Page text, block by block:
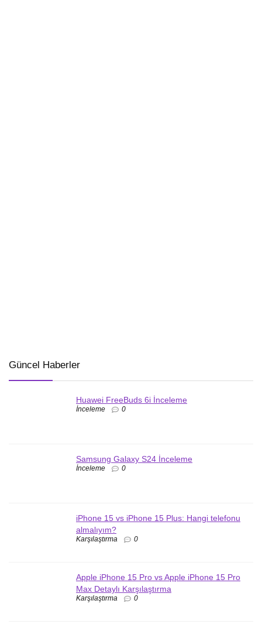
Güncel Haberler
Huawei FreeBuds 6i İnceleme
İnceleme 0
Samsung Galaxy S24 İnceleme
İnceleme 0
iPhone 15 vs iPhone 15 Plus: Hangi telefonu
almalıyım?
Karşılaştırma 0
Apple iPhone 15 Pro vs Apple iPhone 15 Pro
Max Detaylı Karşılaştırma
Karşılaştırma 0